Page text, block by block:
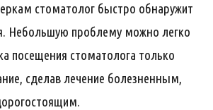
стоматолог быстро обнаружит
Небольшую проблему можно легко
посещения стоматолога только
сделав лечение болезненным,